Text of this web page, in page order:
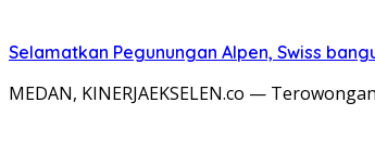
Selamatkan Pegunungan Alpen, Swiss
MEDAN, KINERJAEKSELEN.co —